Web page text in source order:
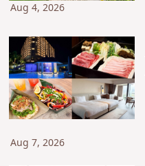
Aug 4, 2026
Aug 7, 2026